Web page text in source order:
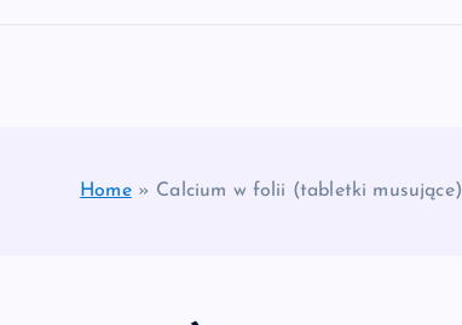
Home» Calcium w folii (tabletki musujące)